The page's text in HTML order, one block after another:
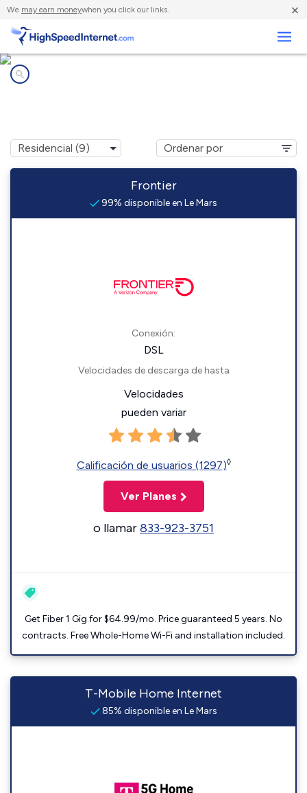
We may earn moneywhen you click our links. ×
Frontier
99% disponible en Le Mars
Conexión:
DSL
Velocidades de descarga de hasta
Velocidades
pueden variar
Calificación de usuarios (1297)◊
Ver Planes
o llamar833-923-3751
Get Fiber 1 Gig for $64.99/mo. Price guaranteed 5 years. No
contracts. Free Whole-Home Wi-Fi and installation included.
T-Mobile Home Internet
85% disponible en Le Mars